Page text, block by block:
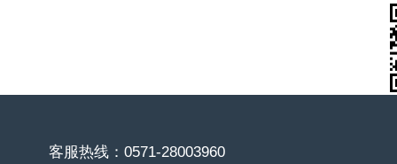
客服热线：0571-28003960